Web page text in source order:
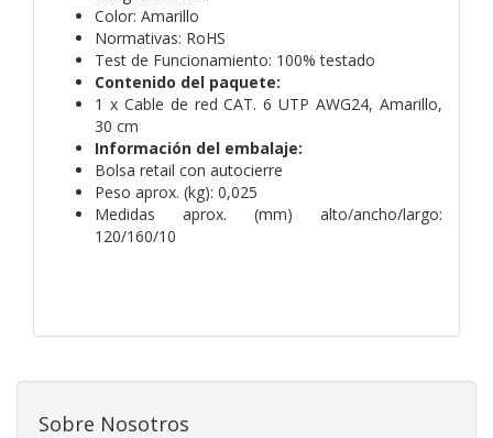
Color: Amarillo
Normativas: RoHS
Test de Funcionamiento: 100% testado
Contenido del paquete:
1 x Cable de red CAT. 6 UTP AWG24, Amarillo,
30 cm
Información del embalaje:
Bolsa retail con autocierre
Peso aprox. (kg): 0,025
Medidas aprox. (mm) alto/ancho/largo:
120/160/10
Sobre Nosotros